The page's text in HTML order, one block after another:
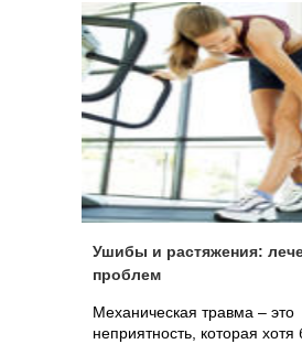
Ушибы и растяжения:
проблем
Механическая травма – это
неприятность, которая хотя